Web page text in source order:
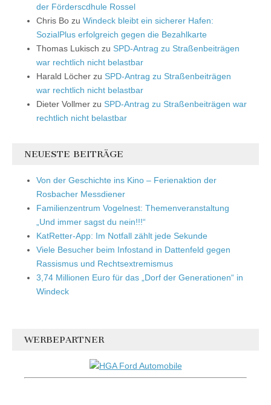
der Förderscdhule Rossel
Chris Bo zu Windeck bleibt ein sicherer Hafen:
SozialPlus erfolgreich gegen die Bezahlkarte
Thomas Lukisch zu SPD-Antrag zu Straßenbeiträgen
war rechtlich nicht belastbar
Harald Löcher zu SPD-Antrag zu Straßenbeiträgen
war rechtlich nicht belastbar
Dieter Vollmer zu SPD-Antrag zu Straßenbeiträgen war
rechtlich nicht belastbar
NEUESTE BEITRÄGE
Von der Geschichte ins Kino – Ferienaktion der
Rosbacher Messdiener
Familienzentrum Vogelnest: Themenveranstaltung
„Und immer sagst du nein!!!“
KatRetter-App: Im Notfall zählt jede Sekunde
Viele Besucher beim Infostand in Dattenfeld gegen
Rassismus und Rechtsextremismus
3,74 Millionen Euro für das „Dorf der Generationen“ in
Windeck
WERBEPARTNER